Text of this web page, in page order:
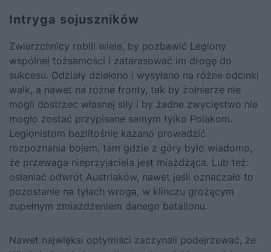
Intryga sojuszników
Zwierzchnicy robili wiele, by pozbawić Legiony
wspólnej tożsamości i zatarasować im drogę do
sukcesu. Odziały dzielono i wysyłano na różne odcinki
walk, a nawet na różne fronty, tak by żołnierze nie
mogli dostrzec własnej siły i by żadne zwycięstwo nie
mogło zostać przypisane samym tylko Polakom.
Legionistom bezlitośnie kazano prowadzić
rozpoznania bojem, tam gdzie z góry było wiadomo,
że przewaga nieprzyjaciela jest miażdżąca. Lub też:
osłaniać odwrót Austriaków, nawet jeśli oznaczało to
pozostanie na tyłach wroga, w klinczu grożącym
zupełnym zmiażdżeniem danego batalionu.
Nawet najwięksi optymiści zaczynali podejrzewać, że